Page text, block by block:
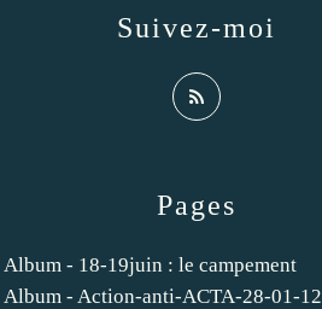
Pages
Album - 18-19juin : le campement
Album - Action-anti-ACTA-28-01-12
Suivez-moi